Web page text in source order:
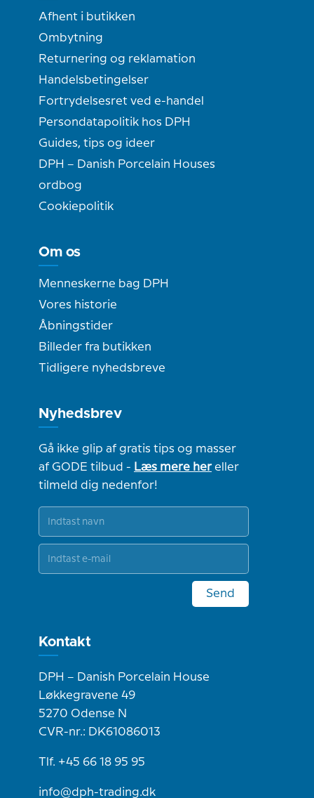
Afhent i butikken
Ombytning
Returnering og reklamation
Handelsbetingelser
Fortrydelsesret ved e-handel
Persondatapolitik hos DPH
Guides, tips og ideer
DPH – Danish Porcelain Houses
ordbog
Cookiepolitik
Om os
Menneskerne bag DPH
Vores historie
Åbningstider
Billeder fra butikken
Tidligere nyhedsbreve
Nyhedsbrev
Gå ikke glip af gratis tips og masser
af GODE tilbud - Læs mere hereller
tilmeld dig nedenfor!
Send
Kontakt
DPH – Danish Porcelain House
Løkkegravene 49
5270 Odense N
CVR-nr.: DK61086013
Tlf. +45 66 18 95 95
info@dph-trading.dk